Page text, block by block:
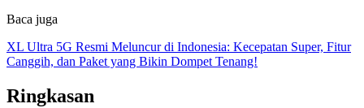
Baca juga
XL Ultra 5G Resmi Meluncur di Indonesia: Kecepatan Super, Fitur
Canggih, dan Paket yang Bikin Dompet Tenang!
Ringkasan